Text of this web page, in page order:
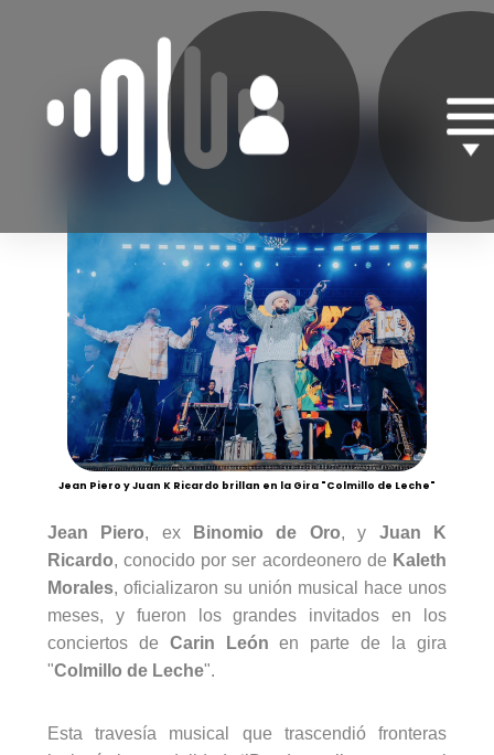
Jean Piero y Juan K Ricardo brillan en la Gira "Colmillo de Leche"
Jean Piero, ex Binomio de Oro, y Juan K
Ricardo, conocido por ser acordeonero de Kaleth
Morales, oficializaron su unión musical hace unos
meses, y fueron los grandes invitados en los
conciertos de Carin León en parte de la gira
"Colmillo de Leche".
Esta travesía musical que trascendió fronteras